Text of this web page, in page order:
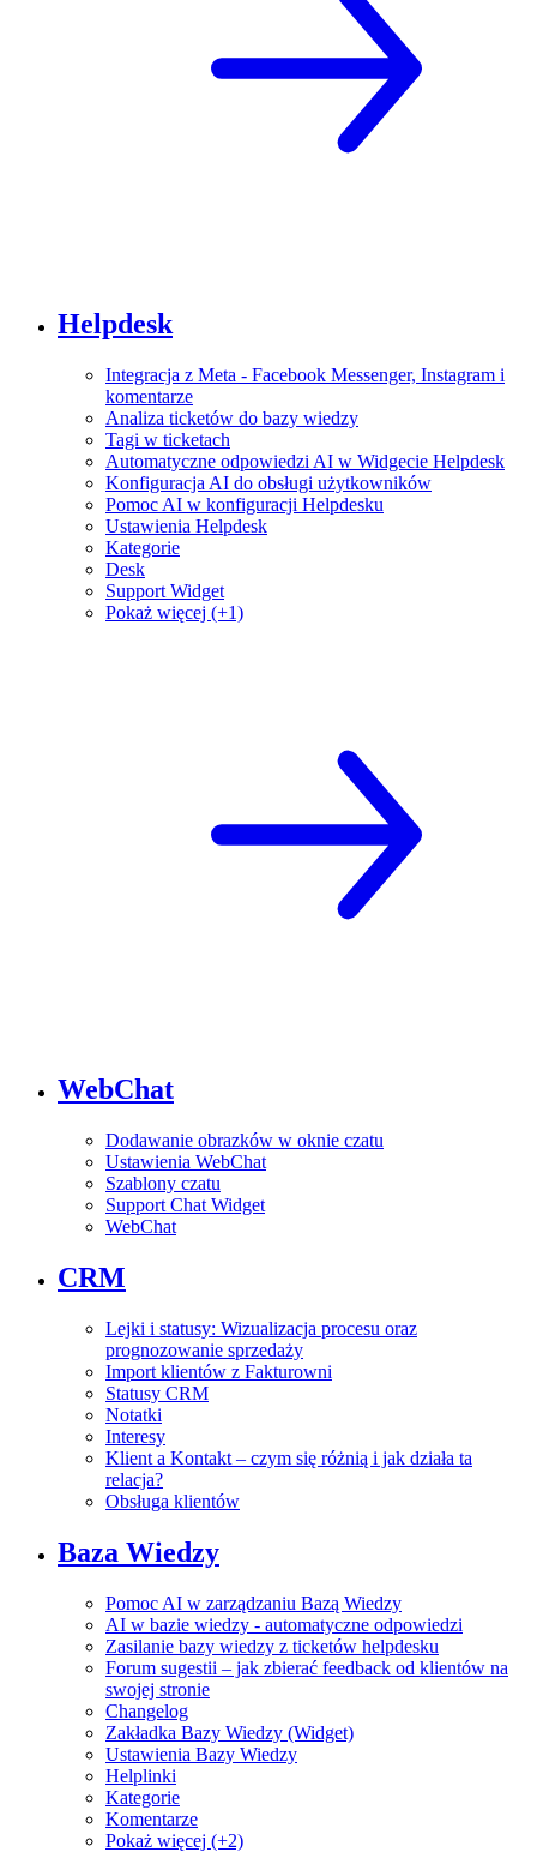
Helpdesk
Integracja z Meta - Facebook Messenger, Instagram i
komentarze
Analiza ticketów do bazy wiedzy
Tagi w ticketach
Automatyczne odpowiedzi AI w Widgecie Helpdesk
Konfiguracja AI do obsługi użytkowników
Pomoc AI w konfiguracji Helpdesku
Ustawienia Helpdesk
Kategorie
Desk
Support Widget
Pokaż więcej (+1)
WebChat
Dodawanie obrazków w oknie czatu
Ustawienia WebChat
Szablony czatu
Support Chat Widget
WebChat
CRM
Lejki i statusy: Wizualizacja procesu oraz
prognozowanie sprzedaży
Import klientów z Fakturowni
Statusy CRM
Notatki
Interesy
Klient a Kontakt – czym się różnią i jak działa ta
relacja?
Obsługa klientów
Baza Wiedzy
Pomoc AI w zarządzaniu Bazą Wiedzy
AI w bazie wiedzy - automatyczne odpowiedzi
Zasilanie bazy wiedzy z ticketów helpdesku
Forum sugestii – jak zbierać feedback od klientów na
swojej stronie
Changelog
Zakładka Bazy Wiedzy (Widget)
Ustawienia Bazy Wiedzy
Helplinki
Kategorie
Komentarze
Pokaż więcej (+2)